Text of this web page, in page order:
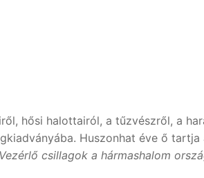
hősi halottairól, a tűzvészről, a
Huszonhat éve ő tartja
Vezérlő csillagok a hármashalom